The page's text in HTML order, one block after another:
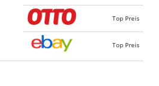
Top Preis
Top Preis